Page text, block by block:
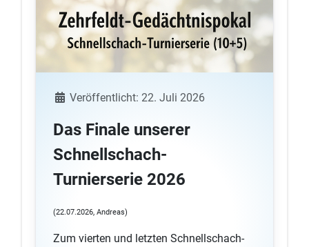
DetailsVeröffentlicht: 22. Juli 2026
Das Finale unserer
Schnellschach-
Turnierserie 2026
(22.07.2026, Andreas)
Zum vierten und letzten Schnellschach-